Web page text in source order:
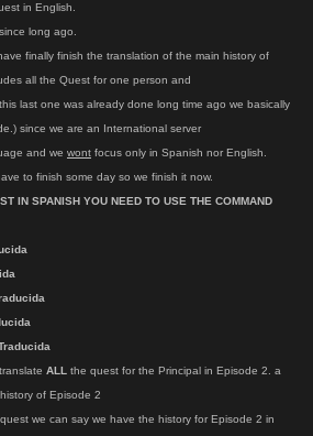
in English.
long ago.
finally finish the translation of the main history of
all the Quest for one person and
last one was already done long time ago we basically
since we are an International server
and we wont focus only in Spanish nor English.
to finish some day so we finish it now.
IN SPANISH YOU NEED TO USE THE COMMAND
ALL the quest for the Principal in Episode 2. a
of Episode 2
we can say we have the history for Episode 2 in